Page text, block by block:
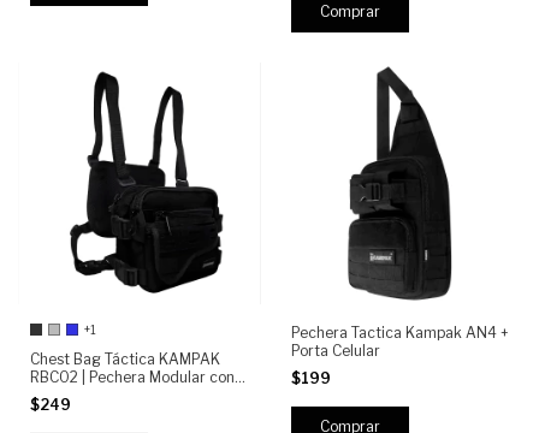
Comprar
+1
Chest Bag Táctica KAMPAK
RBC02 | Pechera Modular con
Compartimento Oculto, 4
Bolsillos, Ajustable
$249
Pechera Tactica Kampak AN4 +
Porta Celular
$199